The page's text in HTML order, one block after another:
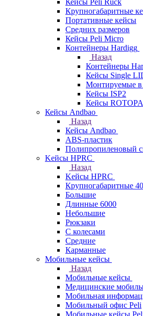
Кейсы Peli Ruck
Крупногабаритные
Портативные кейсы
Средних размеров
Кейсы Peli Micro
Контейнеры Hardigg
Назад
Контейнеры
Кейсы Single
Монтируемые в
Кейсы ISP2
Кейсы
Кейсы Andbao
Назад
Кейсы Andbao
ABS-пластик
Полипропиленовый
Kейсы HPRC
Назад
Kейсы HPRC
Крупногабаритные
Большие
Длинные 6000
Небольшие
Рюкзаки
С колесами
Средние
Карманные
Мобильные кейсы
Назад
Мобильные кейсы
Медицинские
Мобильная
Мобильный офис Peli
Мобильные кейсы